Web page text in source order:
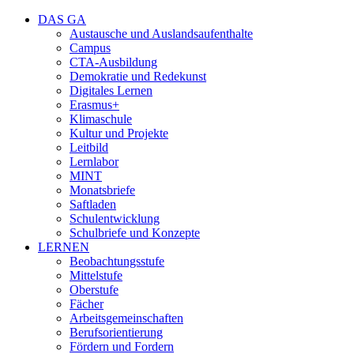
DAS GA
Austausche und Auslandsaufenthalte
Campus
CTA-Ausbildung
Demokratie und Redekunst
Digitales Lernen
Erasmus+
Klimaschule
Kultur und Projekte
Leitbild
Lernlabor
MINT
Monatsbriefe
Saftladen
Schulentwicklung
Schulbriefe und Konzepte
LERNEN
Beobachtungsstufe
Mittelstufe
Oberstufe
Fächer
Arbeitsgemeinschaften
Berufsorientierung
Fördern und Fordern